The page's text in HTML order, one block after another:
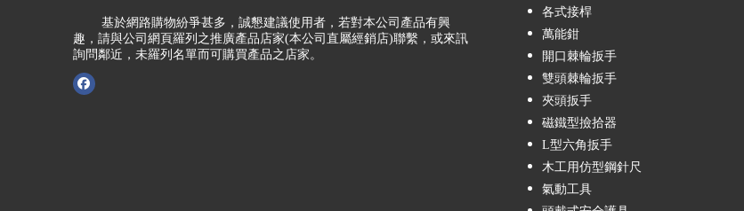
基於網路購物紛爭甚多，誠懇建議使用者，若對本公司產品有興
趣，請與公司網頁羅列之推廣產品店家(本公司直屬經銷店)聯繫，或來訊
詢問鄰近，未羅列名單而可購買產品之店家。
各式接桿
萬能鉗
開口棘輪扳手
雙頭棘輪扳手
夾頭扳手
磁鐵型撿拾器
L型六角扳手
木工用仿型鋼針尺
氣動工具